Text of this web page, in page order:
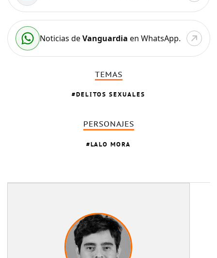
Noticias deVanguardia en WhatsApp.
TEMAS
DELITOS SEXUALES
PERSONAJES
LALO MORA